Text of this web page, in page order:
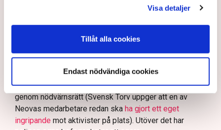
Visa detaljer
Tillåt alla cookies
Endast nödvändiga cookies
ha en tydligare skyldighet att skydda privat egendom
Nu svarar polisen på kritiken.
kommunikationsavdelningen i region Väst, har
verksamhetsutövaren, eller dennes ordningsvakter, rätt
att be personer lämna platsen och skydda sin egendom
genom nödvärnsrätt (Svensk Torv uppger att en av
Neovas medarbetare redan ska ha gjort ett eget
ingripande mot aktivister på plats). Utöver det har